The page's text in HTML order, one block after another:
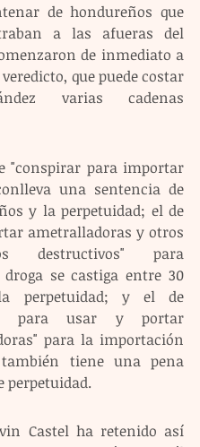
de hondureños que
a las afueras del
de inmediato a
que puede costar
varias cadenas
"conspirar para importar
una sentencia de
y la perpetuidad; el de
ametralladoras y otros
destructivos" para
se castiga entre 30
perpetuidad; y el de
para usar y portar
para la importación
tiene una pena
perpetuidad.
Castel ha retenido así